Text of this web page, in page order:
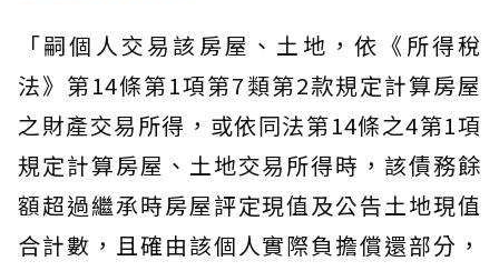
「嗣個人交易該房屋、土地，依《所得稅
法》第14條第1項第7類第2款規定計算房屋
之財產交易所得，或依同法第14條之4第1項
規定計算房屋、土地交易所得時，該債務餘
額超過繼承時房屋評定現值及公告土地現值
合計數，且確由該個人實際負擔償還部分，